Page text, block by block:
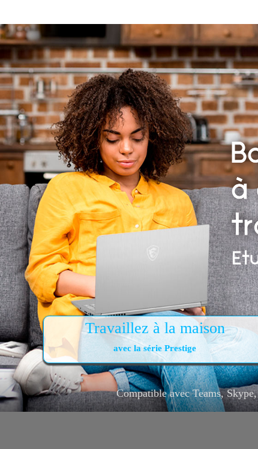
Travaillez à la maison
avec la série Prestige
Compatible avec Teams,